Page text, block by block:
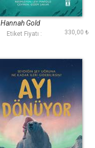
Kayıp Balina
Hannah Gold
Etiket Fiyatı : 330,00 ₺